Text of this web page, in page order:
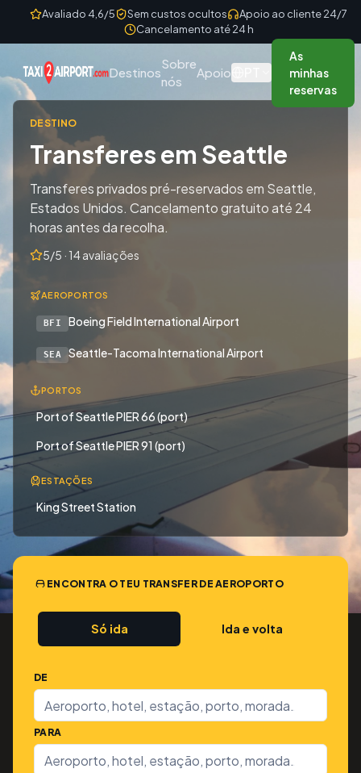
Skip to content
Avaliado 4,6/5 Sem custos ocultos
Apoio ao cliente 24/7
Cancelamento até 24 h
Destinos
Sobre
nós
Apoio
As
minhas
reservas
DESTINO
Transferes em Seattle
Transferes privados pré-reservados em Seattle,
Estados Unidos. Cancelamento gratuito até 24
horas antes da recolha.
5/5 · 14 avaliações
AEROPORTOS
BFI Boeing Field International Airport
SEA Seattle-Tacoma International Airport
PORTOS
Port of Seattle PIER 66 (port)
Port of Seattle PIER 91 (port)
ESTAÇÕES
King Street Station
ENCONTRA O TEU TRANSFER DE AEROPORTO
Só ida Ida e volta
DE
PARA